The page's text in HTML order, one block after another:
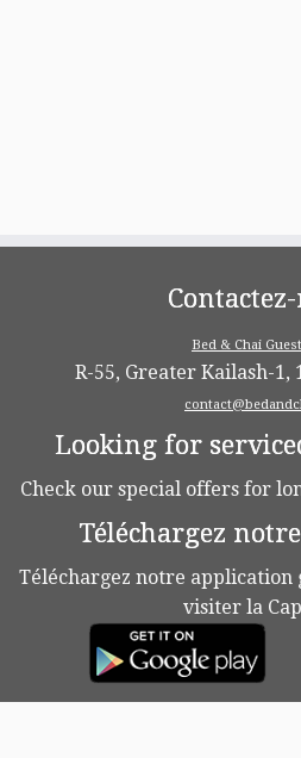
Bed & Chai
R-55, Greater Kailash-1,
Looking for
Check our special offers for
Téléchargez
Téléchargez notre application
visiter la